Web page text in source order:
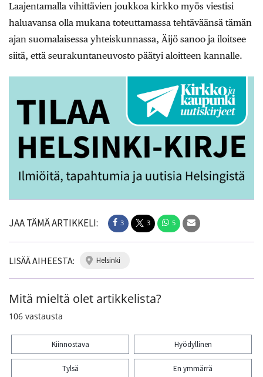
Laajentamalla vihittävien joukkoa kirkko myös viestisi
haluavansa olla mukana toteuttamassa tehtäväänsä tämän
ajan suomalaisessa yhteiskunnassa, Äijö sanoo ja iloitsee
siitä, että seurakuntaneuvosto päätyi aloitteen kannalle.
JAA TÄMÄ ARTIKKELI: 3 3 5
LISÄÄ AIHEESTA: helsinki
Mitä mieltä olet artikkelista?
106 vastausta
Kiinnostava Hyödyllinen
Tylsä En ymmärrä